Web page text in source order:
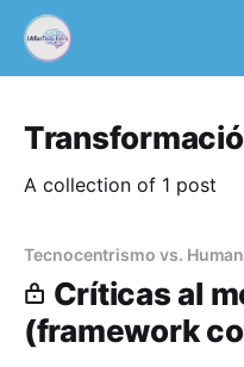
A collection of 1 post
Tecnocentrismo vs.
Críticas al
(framework